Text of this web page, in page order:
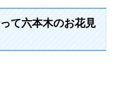
て六本木のお花見